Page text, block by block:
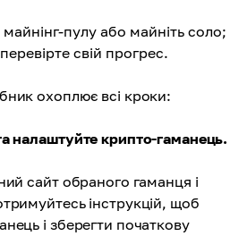
пулу або майніть соло;
свій прогрес.
охоплює всі кроки:
налаштуйте крипто-гаманець.
сайт обраного гаманця і
інструкцій, щоб
і зберегти початкову